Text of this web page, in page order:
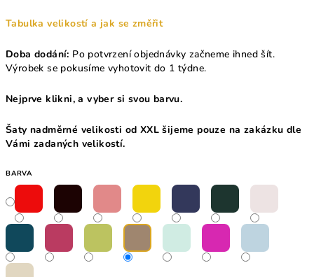
Tabulka velikostí a jak se změřit
Doba dodání: Po potvrzení objednávky začneme ihned šít.
Výrobek se pokusíme vyhotovit do 1 týdne.
Nejprve klikni, a vyber si svou barvu.
Šaty nadměrné velikosti od XXL šijeme pouze na zakázku dle
Vámi zadaných velikostí.
BARVA